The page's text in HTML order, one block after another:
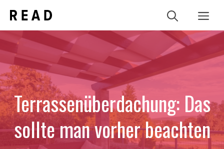
Inhalt
springen
Terrassenüberdachung: Das
sollte man vorher beachten